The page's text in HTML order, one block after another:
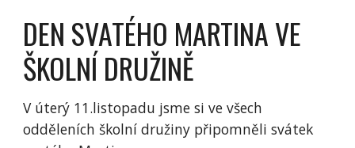
DEN SVATÉHO MARTINA VE
ŠKOLNÍ DRUŽINĚ
V úterý 11.listopadu jsme si ve všech
odděleních školní družiny připomněli svátek